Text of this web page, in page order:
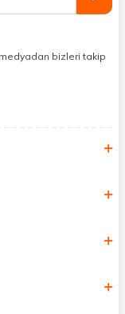
gıdalara
kargo avantajıyla
hale getiriyoruz.
burada!
bizleri takip